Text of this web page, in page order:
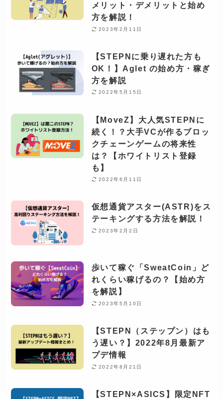
メリット・デメリットと始め
方を解説！
2023年2月11日
【STEPNに乗り遅れた方も
OK！】Aglet の始め方・稼ぎ
方を解説
2022年5月15日
【MoveZ】大人気STEPNに
続く！？大手VCが作るブロッ
クチェーンゲームの将来性
は？【ホワイトリスト登録
も】
2022年6月11日
仮想通貨アスター(ASTR)をス
テーキングする方法を解説！
2023年2月2日
歩いて稼ぐ「SweatCoin」ど
れくらい稼げるの？【始め方
を解説】
2023年5月10日
【STEPN（ステップン）はも
う遅い？】2022年8月最新ア
プデ情報
2022年8月21日
【STEPN×ASICS】限定NFT